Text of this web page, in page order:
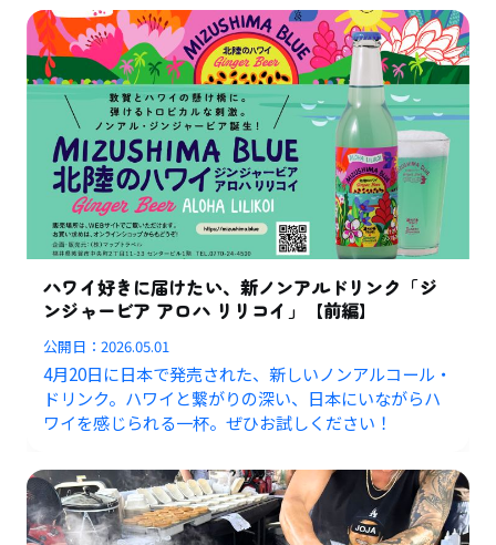
ハワイ好きに届けたい、新ノンアルドリンク「ジ
ンジャービア アロハ リリコイ」【前編】
公開日：2026.05.01
4月20日に日本で発売された、新しいノンアルコール・
ドリンク。ハワイと繋がりの深い、日本にいながらハ
ワイを感じられる一杯。ぜひお試しください！